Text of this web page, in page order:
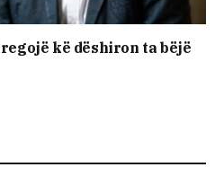
kë dëshiron ta bëjë